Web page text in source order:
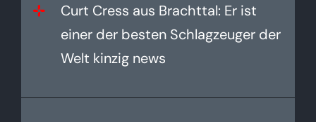
Curt Cress aus Brachttal: Er ist
einer der besten Schlagzeuger der
Welt kinzig news